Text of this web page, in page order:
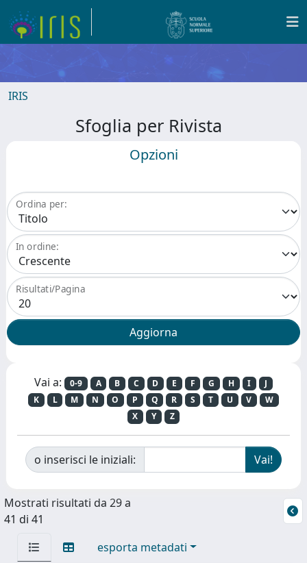
IRIS
Sfoglia per Rivista
Opzioni
Ordina per:
In ordine:
Risultati/Pagina
Vai a: 0-9 A B C D E F G H I
J
K
L M N O P Q R S T U V
W
X
Y Z
o inserisci le iniziali:
Mostrati risultati da 29 a
41 di 41
esporta metadati